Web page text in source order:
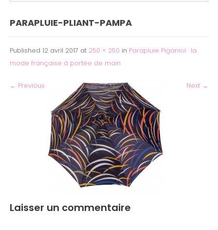
PARAPLUIE-PLIANT-PAMPA
Published 12 avril 2017 at 250 × 250 in Parapluie Piganiol : la
mode française à portée de main
← Previous Next →
Laisser un commentaire